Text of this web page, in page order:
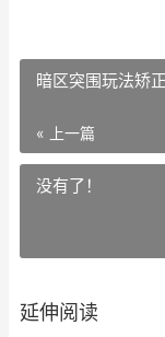
暗区突围玩法矫
« 上一篇
没有了！
延伸阅读